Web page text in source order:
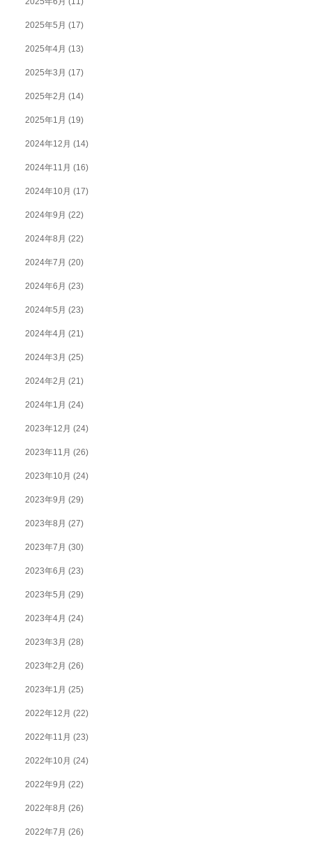
2025年5月 (17)
2025年4月 (13)
2025年3月 (17)
2025年2月 (14)
2025年1月 (19)
2024年12月 (14)
2024年11月 (16)
2024年10月 (17)
2024年9月 (22)
2024年8月 (22)
2024年7月 (20)
2024年6月 (23)
2024年5月 (23)
2024年4月 (21)
2024年3月 (25)
2024年2月 (21)
2024年1月 (24)
2023年12月 (24)
2023年11月 (26)
2023年10月 (24)
2023年9月 (29)
2023年8月 (27)
2023年7月 (30)
2023年6月 (23)
2023年5月 (29)
2023年4月 (24)
2023年3月 (28)
2023年2月 (26)
2023年1月 (25)
2022年12月 (22)
2022年11月 (23)
2022年10月 (24)
2022年9月 (22)
2022年8月 (26)
2022年7月 (26)